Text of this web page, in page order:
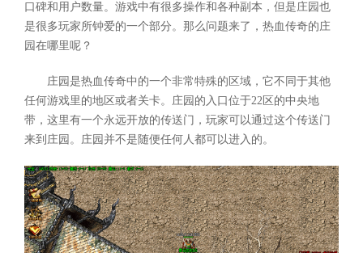
口碑和用户数量。游戏中有很多操作和各种副本，但是庄园也
是很多玩家所钟爱的一个部分。那么问题来了，热血传奇的庄
园在哪里呢？
庄园是热血传奇中的一个非常特殊的区域，它不同于其他
任何游戏里的地区或者关卡。庄园的入口位于22区的中央地
带，这里有一个永远开放的传送门，玩家可以通过这个传送门
来到庄园。庄园并不是随便任何人都可以进入的。